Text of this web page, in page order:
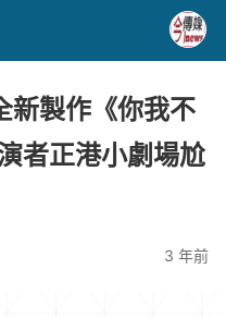
製作《你我不
者正港小劇場尬
3 年前